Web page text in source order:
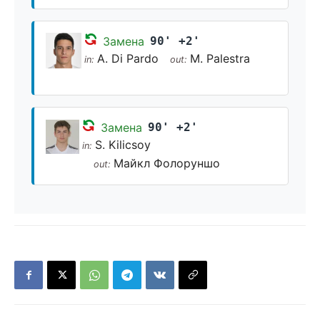
Замена 90' +2'
in: A. Di Pardo out: M. Palestra
Замена 90' +2'
in: S. Kilicsoy
out: Майкл Фолоруншо